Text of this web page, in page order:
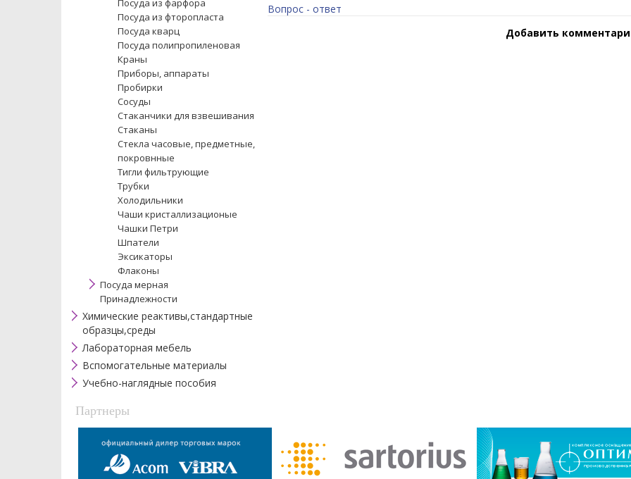
Посуда из фарфора
Посуда из фторопласта
Посуда кварц
Посуда полипропиленовая
Краны
Приборы, аппараты
Пробирки
Сосуды
Стаканчики для взвешивания
Стаканы
Стекла часовые, предметные,
покровнные
Тигли фильтрующие
Трубки
Холодильники
Чаши кристаллизационые
Чашки Петри
Шпатели
Эксикаторы
Флаконы
Посуда мерная
Принадлежности
Химические реактивы,стандартные
образцы,среды
Лабораторная мебель
Вспомогательные материалы
Учебно-наглядные пособия
Вопрос - ответ
Добавить
Партнеры